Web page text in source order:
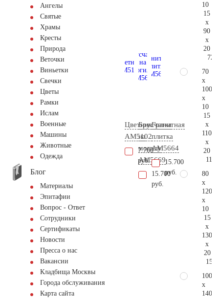
Ангелы
Святые
Храмы
Кресты
Природа
Веточки
Виньетки
Свечки
Цветы
Рамки
Ислам
Военные
Машины
Животные
Одежда
Блог
Материалы
Эпитафии
Вопрос - Ответ
Сотрудники
Сертификаты
Новости
Пресса о нас
Вакансии
Кладбища Москвы
Города обслуживания
Карта сайта
Цветник
AM5102
7.700
руб.
Брусчатка
на
могилу
AM5669
15.700
руб.
Гранитная
плитка
AM5664
15.700
руб.
10
15
x
90
x
20
70
x
100
x
10
15
x
110
x
20
80
x
120
x
10
15
x
130
x
20
100
x
140